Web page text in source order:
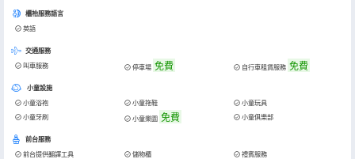
櫃枱服務語言
英語
交通服務
叫車服務 停車場 免費 自行車租賃服務 免費
小童設施
小童浴袍 小童拖鞋
小童玩具
小童牙刷
小童樂園 免費 小童俱樂部
前台服務
前台提供翻譯工具 儲物櫃
禮賓服務